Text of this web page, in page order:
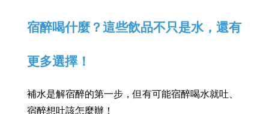
宿醉喝什麼？這些飲品不只是水，還有
更多選擇！
補水是解宿醉的第一步，但有可能宿醉喝水就吐、
宿醉想吐該怎麼辦！